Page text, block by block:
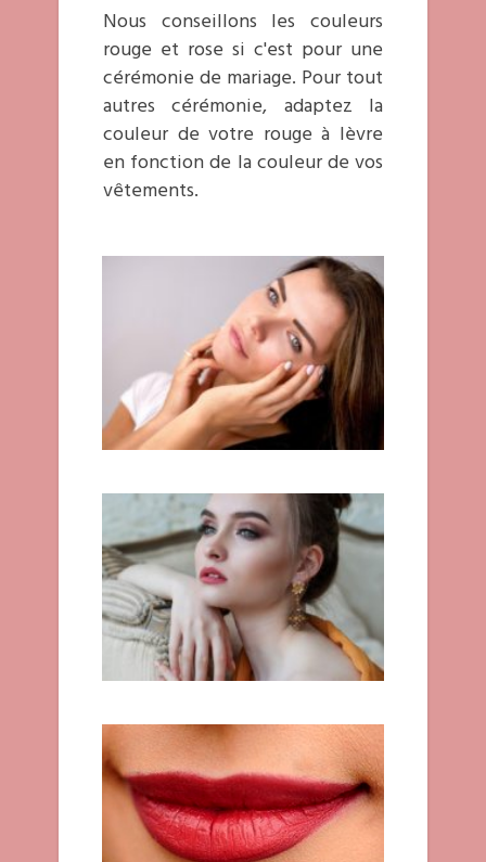
Nous conseillons les couleurs
rouge et rose si c'est pour une
cérémonie de mariage. Pour tout
autres cérémonie, adaptez la
couleur de votre rouge à lèvre
en fonction de la couleur de vos
vêtements.